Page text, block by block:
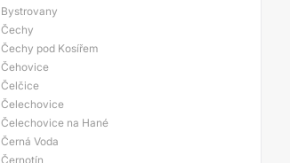
Bystrovany
Čechy
Čechy pod Kosířem
Čehovice
Čelčice
Čelechovice
Čelechovice na Hané
Černá Voda
Černotín